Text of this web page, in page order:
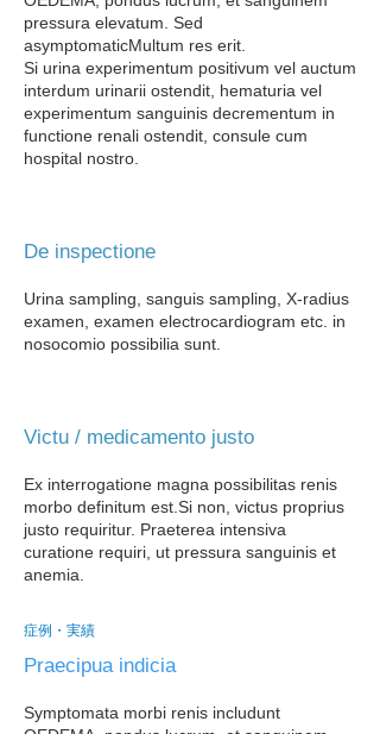
pressura elevatum. Sed
asymptomaticMultum res erit.
Si urina experimentum positivum vel auctum
interdum urinarii ostendit, hematuria vel
experimentum sanguinis decrementum in
functione renali ostendit, consule cum
hospital​ nostro.
De inspectione
Urina sampling, sanguis sampling, X-radius
examen, examen electrocardiogram etc. in
nosocomio possibilia sunt.
Victu / medicamento justo
Ex interrogatione magna possibilitas renis
morbo definitum est. Si non, victus proprius
justo requiritur. Praeterea intensiva
curatione requiri, ut pressura sanguinis et
anemia.
症例・実績
Praecipua indicia
Symptomata morbi renis includunt